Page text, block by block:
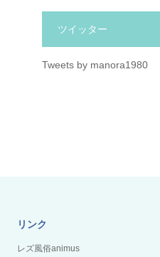
ツイッター
Tweets by manora1980
リンク
レズ風俗animus